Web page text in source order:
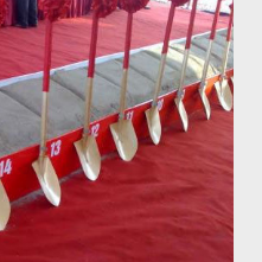
bỏ Chẳng hạn như canxi,
cơ thể, trở thành có hại,
xuyên. Ngoài ra việc đun lại
một số chất độc hại như:
ta không nên uống nước
tốt cho sức khỏe.